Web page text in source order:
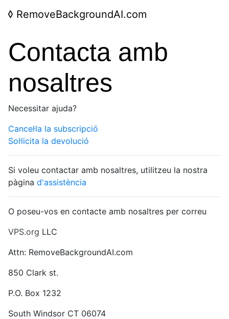
◊ RemoveBackgroundAI.com
Contacta amb
nosaltres
Necessitar ajuda?
Cancel·la la subscripció
Sol·licita la devolució
Si voleu contactar amb nosaltres, utilitzeu la nostra
pàgina d'assistència
O poseu-vos en contacte amb nosaltres per correu
VPS.org LLC
Attn: RemoveBackgroundAI.com
850 Clark st.
P.O. Box 1232
South Windsor CT 06074